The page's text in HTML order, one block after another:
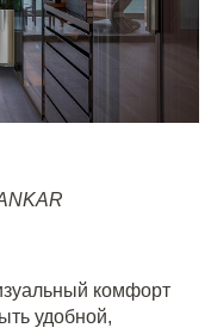
комфорт
удобной,